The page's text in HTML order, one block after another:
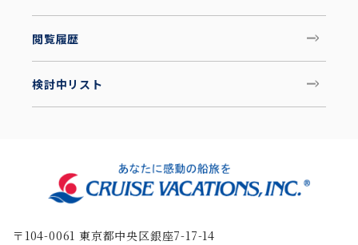
閲覧履歴
検討中リスト
〒104-0061 東京都中央区銀座7-17-14